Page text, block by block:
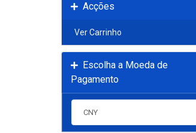
Acções
Ver Carrinho
Escolha a Moeda de
Pagamento